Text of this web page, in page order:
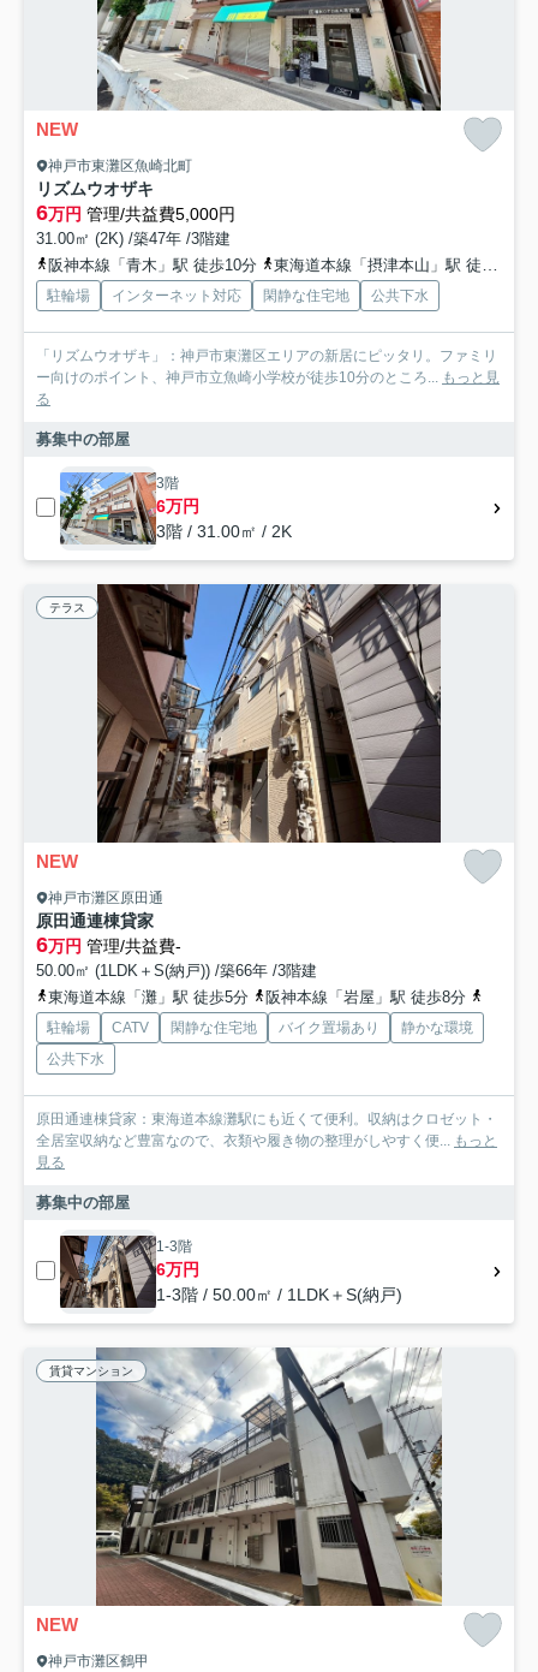
NEW
神戸市東灘区魚崎北町
リズムウオザキ
6万円 管理/共益費5,000円
31.00㎡ (2K) /築47年 /3階建
阪神本線「青木」駅 徒歩10分
東海道本線「摂津本山」駅 徒歩15分
駐輪場 インターネット対応 閑静な住宅地 公共下水
「リズムウオザキ」：神戸市東灘区エリアの新居にピッタリ。ファミリ
ー向けのポイント、神戸市立魚崎小学校が徒歩10分のところ... もっと見
る
募集中の部屋
3階
6万円
3階 / 31.00㎡ / 2K
テラス
NEW
神戸市灘区原田通
原田通連棟貸家
6万円 管理/共益費-
50.00㎡ (1LDK＋S(納戸)) /築66年 /3階建
東海道本線「灘」駅 徒歩5分
阪神本線「岩屋」駅 徒歩8分
駐輪場 CATV 閑静な住宅地 バイク置場あり
静かな環境
公共下水
原田通連棟貸家：東海道本線灘駅にも近くて便利。収納はクロゼット・
全居室収納など豊富なので、衣類や履き物の整理がしやすく便... もっと
見る
募集中の部屋
1-3階
6万円
1-3階 / 50.00㎡ / 1LDK＋S(納戸)
賃貸マンション
NEW
神戸市灘区鶴甲